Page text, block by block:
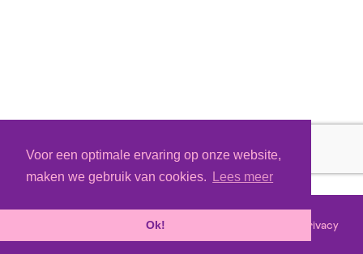
Voor een optimale ervaring op onze website,
maken we gebruik van cookies.
Lees meer
Ok!
Tixly Privacy